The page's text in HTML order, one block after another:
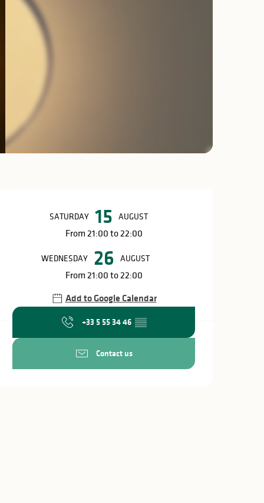
hours
SATURDAY 15 AUGUST
From 21:00 to 22:00
WEDNESDAY 26 AUGUST
From 21:00 to 22:00
Add to Google Calendar
+33 5 55 34 46 ▒▒
Contact us